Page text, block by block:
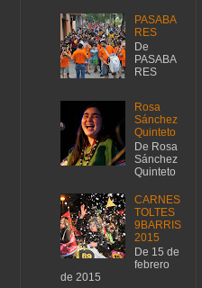
PASABA
RES
De
PASABA
RES
Rosa
Sánchez
Quinteto
De Rosa
Sánchez
Quinteto
CARNES
TOLTES
9BARRIS
2015
De 15 de
febrero
de 2015